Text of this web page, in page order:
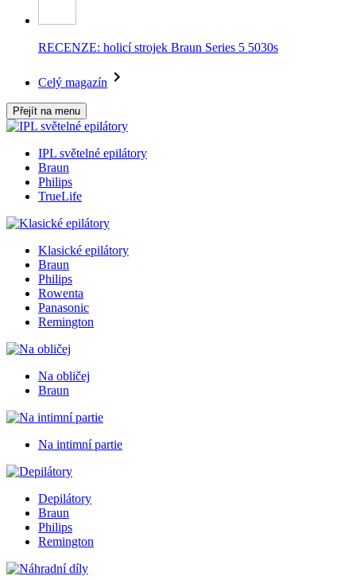
RECENZE: holicí strojek Braun Series 5 5030s
Celý magazín
Přejít na menu
IPL světelné epilátory
Braun
Philips
TrueLife
Klasické epilátory
Braun
Philips
Rowenta
Panasonic
Remington
Na obličej
Braun
Na intimní partie
Depilátory
Braun
Philips
Remington